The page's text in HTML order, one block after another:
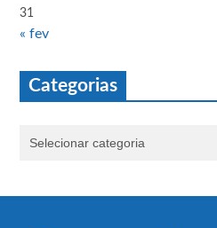
31
« fev
Categorias